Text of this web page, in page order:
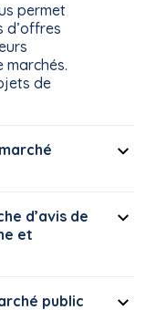
permet
d’offres
marchés.
de
d’avis de
et
public